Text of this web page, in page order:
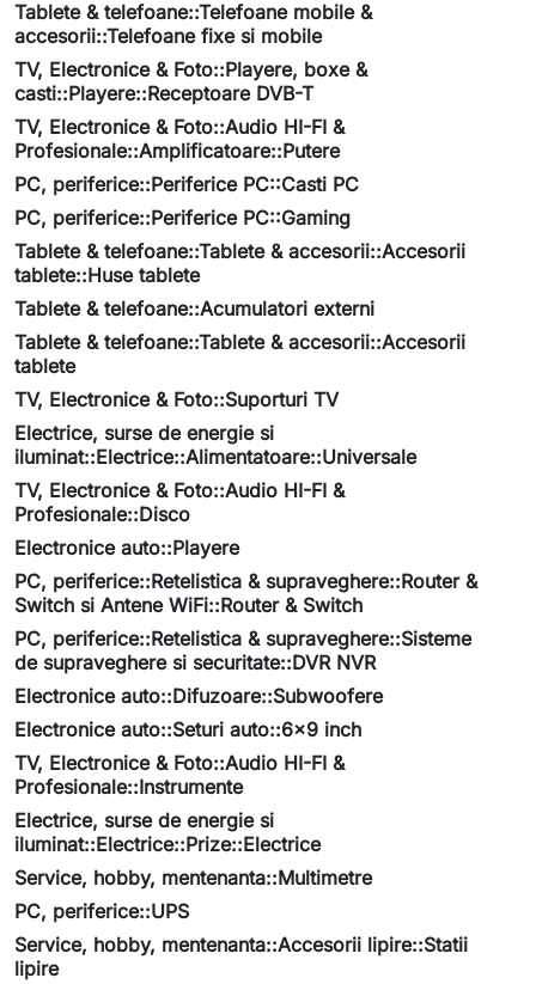
Tablete & telefoane::Telefoane mobile &
accesorii::Telefoane fixe si mobile
TV, Electronice & Foto::Playere, boxe &
casti::Playere::Receptoare DVB-T
TV, Electronice & Foto::Audio HI-FI &
Profesionale::Amplificatoare::Putere
PC, periferice::Periferice PC::Casti PC
PC, periferice::Periferice PC::Gaming
Tablete & telefoane::Tablete & accesorii::Accesorii
tablete::Huse tablete
Tablete & telefoane::Acumulatori externi
Tablete & telefoane::Tablete & accesorii::Accesorii
tablete
TV, Electronice & Foto::Suporturi TV
Electrice, surse de energie si
iluminat::Electrice::Alimentatoare::Universale
TV, Electronice & Foto::Audio HI-FI &
Profesionale::Disco
Electronice auto::Playere
PC, periferice::Retelistica & supraveghere::Router &
Switch si Antene WiFi::Router & Switch
PC, periferice::Retelistica & supraveghere::Sisteme
de supraveghere si securitate::DVR NVR
Electronice auto::Difuzoare::Subwoofere
Electronice auto::Seturi auto::6x9 inch
TV, Electronice & Foto::Audio HI-FI &
Profesionale::Instrumente
Electrice, surse de energie si
iluminat::Electrice::Prize::Electrice
Service, hobby, mentenanta::Multimetre
PC, periferice::UPS
Service, hobby, mentenanta::Accesorii lipire::Statii
lipire